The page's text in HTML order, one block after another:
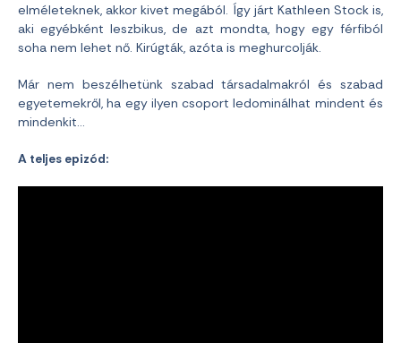
elméleteknek, akkor kivet megából. Így járt Kathleen Stock is,
aki egyébként leszbikus, de azt mondta, hogy egy férfiból
soha nem lehet nő. Kirúgták, azóta is meghurcolják.
Már nem beszélhetünk szabad társadalmakról és szabad
egyetemekről, ha egy ilyen csoport ledominálhat mindent és
mindenkit…
A teljes epizód: